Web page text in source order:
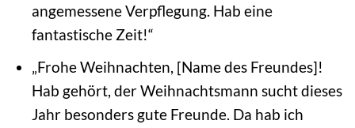
angemessene Verpflegung. Hab eine
fantastische Zeit!“
„Frohe Weihnachten, [Name des Freundes]!
Hab gehört, der Weihnachtsmann sucht dieses
Jahr besonders gute Freunde. Da hab ich